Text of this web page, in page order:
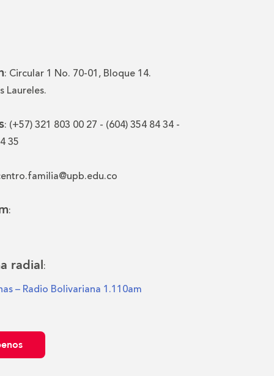
: Circular 1 No. 70-01, Bloque 14.
Laureles.
: (+57) 321 803 00 27 - (604) 354 84 34 -
35
:
radial:
– Radio Bolivariana 1.110am